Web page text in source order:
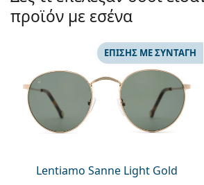
Persol
Όλες οι μάρκες
προϊόν με εσένα
Lentiamo Sanne Light Gold
ΕΠΊΣΗΣ ΜΕ ΣΥΝΤΑΓΉ